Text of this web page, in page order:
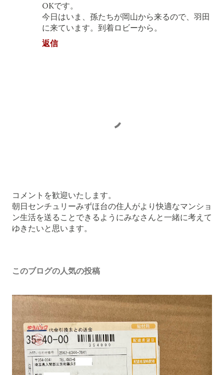
OKです。
今日はいま、孫たちが岡山から来るので、羽田
に来ています。到着ロビーから。
返信
コ
メ
ン
ト
コメントを歓迎いたします。
朝日センチュリーみずほ台の住人がより快適なマンショ
ン生活を送ることできるようにみなさんと一緒に考えて
ゆきたいと思います。
このブログの人気の投稿